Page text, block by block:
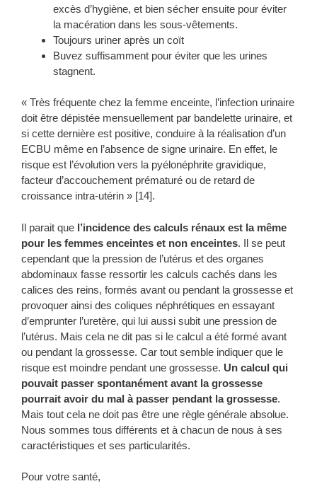
excès d’hygiène, et bien sécher ensuite pour éviter
la macération dans les sous-vêtements.
Toujours uriner après un coït
Buvez suffisamment pour éviter que les urines
stagnent.
« Très fréquente chez la femme enceinte, l’infection urinaire
doit être dépistée mensuellement par bandelette urinaire, et
si cette dernière est positive, conduire à la réalisation d’un
ECBU même en l’absence de signe urinaire. En effet, le
risque est l’évolution vers la pyélonéphrite gravidique,
facteur d’accouchement prématuré ou de retard de
croissance intra-utérin » [14].
Il parait que l’incidence des calculs rénaux est la même
pour les femmes enceintes et non enceintes. Il se peut
cependant que la pression de l’utérus et des organes
abdominaux fasse ressortir les calculs cachés dans les
calices des reins, formés avant ou pendant la grossesse et
provoquer ainsi des coliques néphrétiques en essayant
d’emprunter l’uretère, qui lui aussi subit une pression de
l’utérus. Mais cela ne dit pas si le calcul a été formé avant
ou pendant la grossesse. Car tout semble indiquer que le
risque est moindre pendant une grossesse. Un calcul qui
pouvait passer spontanément avant la grossesse
pourrait avoir du mal à passer pendant la grossesse.
Mais tout cela ne doit pas être une règle générale absolue.
Nous sommes tous différents et à chacun de nous à ses
caractéristiques et ses particularités.
Pour votre santé,